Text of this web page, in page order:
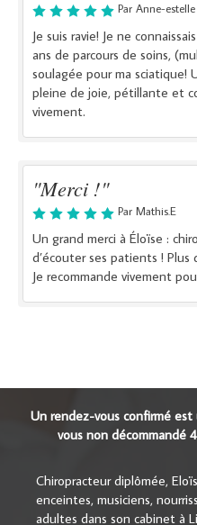
Par Anne-estelle
Je suis ravie! Je ne
ans de parcours de soins,
soulagée pour ma sciatique!
pleine de joie, pétillante et
vivement.
"Merci !"
Par Mathis.E
Un grand merci à Éloïse :
d’écouter ses patients ! Plus
Je recommande vivement
Un rendez-vous confirmé
vous non décommandé
Chiropracteur diplômée,
enceintes, musiciens,
adultes dans son cabinet à